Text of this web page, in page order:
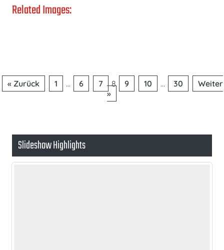
Related Images:
Seitennummerierung
der
« Zurück 1 … 6 7 8 9 10 … 30
Weiter
»
Slideshow Highlights